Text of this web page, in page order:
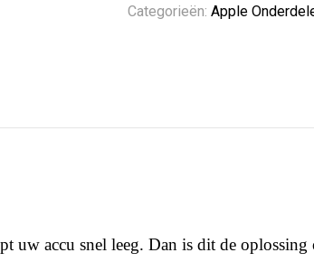
Categorieën:Apple
uw accu snel leeg. Dan is dit de oplossing